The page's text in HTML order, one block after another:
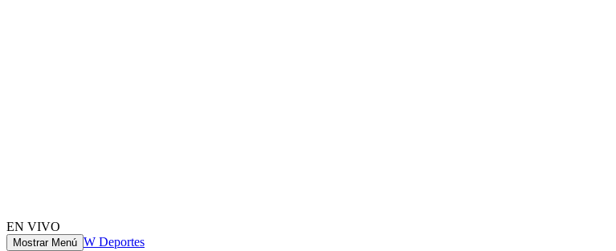
EN VIVO
Mostrar Menú W Deportes